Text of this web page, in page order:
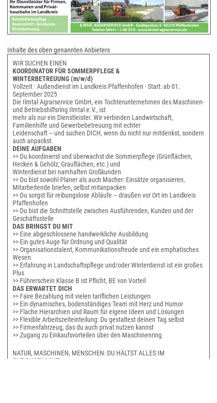
Inhalte des oben genannten Anbieters
WIR SUCHEN EINEN
KOORDINATOR FÜR SOMMERPFLEGE &
WINTERBETREUUNG (m/w/d)
Vollzeit · Außendienst im Landkreis Pfaffenhofen · Start: ab 01.
September 2025
Die Ilmtal Agrarservice GmbH, ein Tochterunternehmen des Maschinen-
und Betriebshilfsring Ilmtal e.V., ist
mehr als nur ein Dienstleister. Wir verbinden Landwirtschaft,
Familienhilfe und Gewerbebetreuung mit echter
Leidenschaft – und suchen DICH, wenn du nicht nur mitdenkst, sondern
auch anpackst.
DEINE AUFGABEN
>> Du koordinierst und überwachst die Sommerpflege (Grünflächen,
Hecken & Gehölz, Grauflächen, etc.) und
Winterdienst bei namhaften Großkunden
>> Du bist sowohl Planer als auch Macher: Einsätze organisieren,
Mitarbeitende briefen, selbst mitanpacken
>> Du sorgst für reibungslose Abläufe – draußen vor Ort im Landkreis
Pfaffenhofen
>> Du bist die Schnittstelle zwischen Ausführenden, Kunden und der
Geschäftsstelle
DAS BRINGST DU MIT
>> Eine abgeschlossene handwerkliche Ausbildung
>> Ein gutes Auge für Ordnung und Qualität
>> Organisationstalent, Kommunikationsfreude und ein emphatisches
Wesen
>> Erfahrung in Landschaftspflege und/oder Winterdienst ist ein großes
Plus
>> Führerschein Klasse B ist Pflicht, BE von Vorteil
DAS ERWARTET DICH
>> Faire Bezahlung mit vielen tariflichen Leistungen
>> Ein dynamisches, bodenständiges Team mit Herz und Humor
>> Flache Hierarchien und Raum für eigene Ideen und Lösungen
>> Flexible Arbeitszeiteinteilung: Du gestaltest deinen Tag selbst
>> Firmenfahrzeug, das du auch privat nutzen kannst
>> Zugang zu Einkaufsvorteilen über den Maschinenring
NATUR, MASCHINEN, MENSCHEN: DU HÄLTST ALLES IM
GLEICHGEWICHT,